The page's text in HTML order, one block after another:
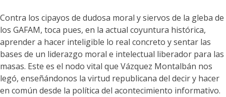
Contra los cipayos de dudosa moral y siervos de la gleba de
los GAFAM, toca pues, en la actual coyuntura histórica,
aprender a hacer inteligible lo real concreto y sentar las
bases de un liderazgo moral e intelectual liberador para las
masas. Este es el nodo vital que Vázquez Montalbán nos
legó, enseñándonos la virtud republicana del decir y hacer
en común desde la política del acontecimiento informativo.